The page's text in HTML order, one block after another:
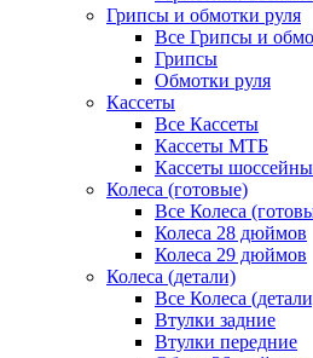
Грипсы и обмотки руля
Все Грипсы и
Грипсы
Обмотки руля
Кассеты
Все Кассеты
Кассеты МТБ
Кассеты
Колеса (готовые)
Все Колеса
Колеса 28 дюймов
Колеса 29 дюймов
Колеса (детали)
Все Колеса
Втулки задние
Втулки передние